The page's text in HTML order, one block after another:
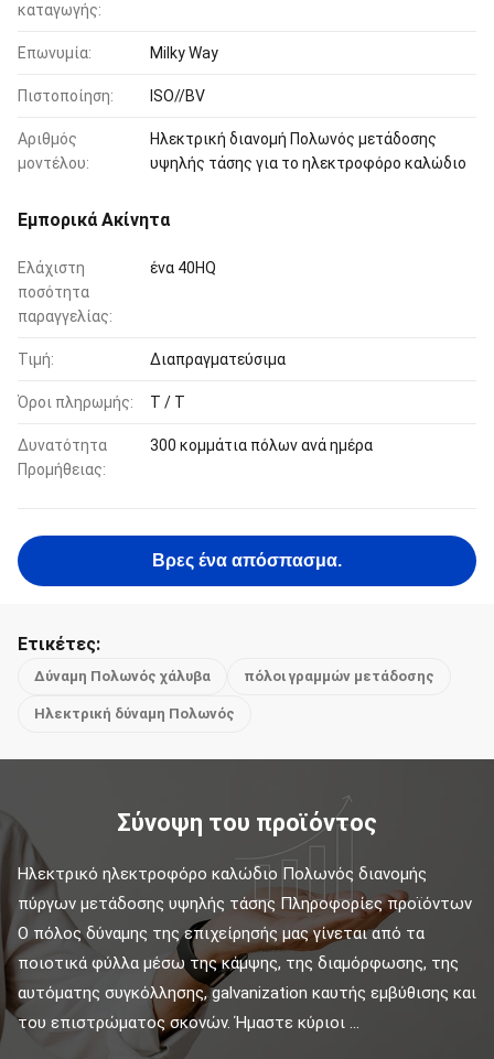
καταγωγής:
Επωνυμία: Milky Way
Πιστοποίηση: ISO//BV
Αριθμός
μοντέλου:
Ηλεκτρική διανομή Πολωνός μετάδοσης
υψηλής τάσης για το ηλεκτροφόρο καλώδιο
Εμπορικά Ακίνητα
Ελάχιστη
ποσότητα
παραγγελίας:
ένα 40HQ
Τιμή: Διαπραγματεύσιμα
Όροι πληρωμής: T / T
Δυνατότητα
Προμήθειας:
300 κομμάτια πόλων ανά ημέρα
Βρες ένα απόσπασμα.
Ετικέτες:
Δύναμη Πολωνός χάλυβα πόλοι γραμμών μετάδοσης
Ηλεκτρική δύναμη Πολωνός
Σύνοψη του προϊόντος
Ηλεκτρικό ηλεκτροφόρο καλώδιο Πολωνός διανομής
πύργων μετάδοσης υψηλής τάσης Πληροφορίες προϊόντων
Ο πόλος δύναμης της επιχείρησής μας γίνεται από τα
ποιοτικά φύλλα μέσω της κάμψης, της διαμόρφωσης, της
αυτόματης συγκόλλησης, galvanization καυτής εμβύθισης και
του επιστρώματος σκονών. Ήμαστε κύριοι ...